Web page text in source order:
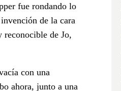
fue rondando lo
de la cara
de Jo,
con una
ahora, junto a una